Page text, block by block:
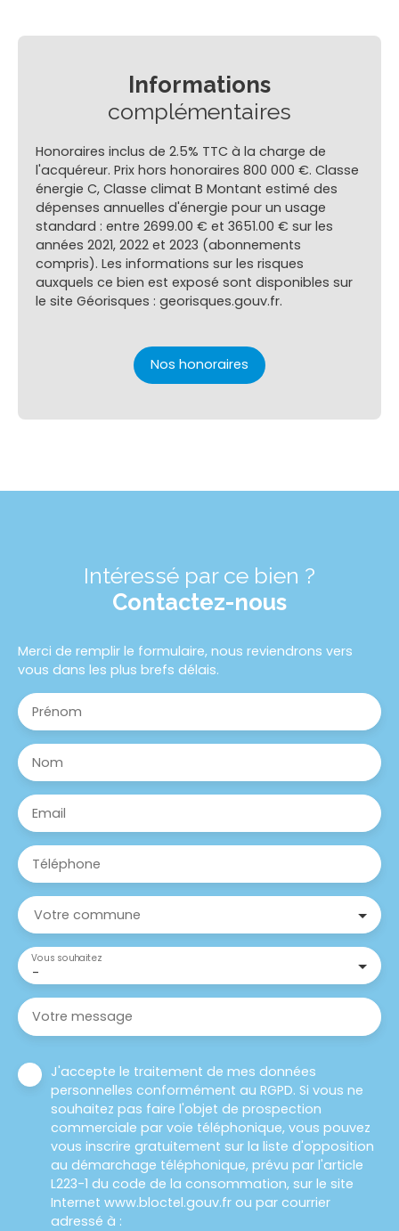
Informations
complémentaires
Honoraires inclus de 2.5% TTC à la charge de
l'acquéreur. Prix hors honoraires 800 000 €. Classe
énergie C, Classe climat B Montant estimé des
dépenses annuelles d'énergie pour un usage
standard : entre 2699.00 € et 3651.00 € sur les
années 2021, 2022 et 2023 (abonnements
compris). Les informations sur les risques
auxquels ce bien est exposé sont disponibles sur
le site Géorisques : georisques.gouv.fr.
Nos honoraires
Intéressé par ce bien ?
Contactez-nous
Merci de remplir le formulaire, nous reviendrons vers
vous dans les plus brefs délais.
Prénom
Nom
Email
Téléphone
Votre commune
-
Vous souhaitez
Votre message
J'accepte le traitement de mes données
personnelles conformément au RGPD. Si vous ne
souhaitez pas faire l'objet de prospection
commerciale par voie téléphonique, vous pouvez
vous inscrire gratuitement sur la liste d'opposition
au démarchage téléphonique, prévu par l'article
L223-1 du code de la consommation, sur le site
Internet www.bloctel.gouv.fr ou par courrier
adressé à :